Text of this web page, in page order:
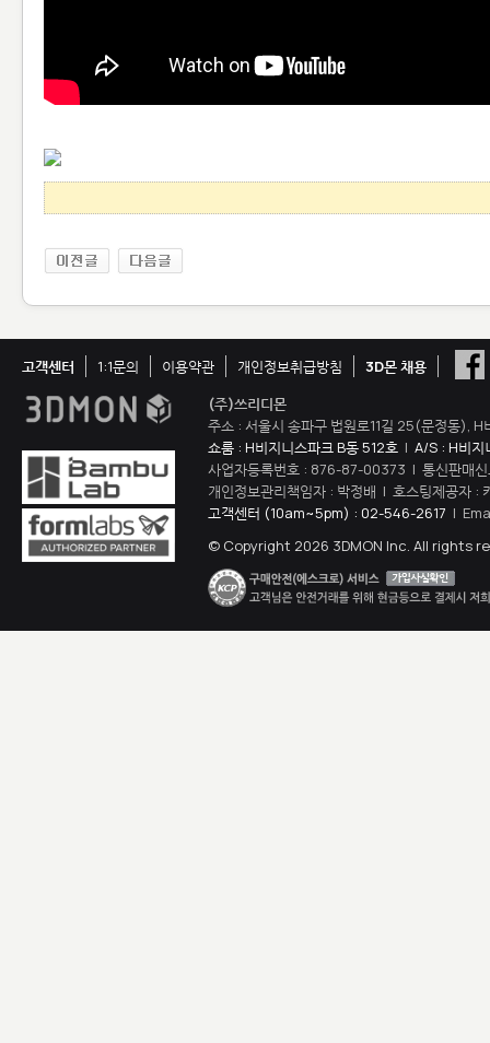
고객센터 1:1문의 이용약관 개인정보취급방침
3D몬 채용
(주)쓰리디몬
주소 : 서울시 송파구 법원로11길 25(문정동),
쇼룸 : H비지니스파크 B동 512호 | A/S : H비지
사업자등록번호 : 876-87-00373 | 통신판매
개인정보관리책임자 : 박정배 | 호스팅제공자 :
고객센터 (10am~5pm) : 02-546-2617 |
© Copyright 2026 3DMON Inc. All rights